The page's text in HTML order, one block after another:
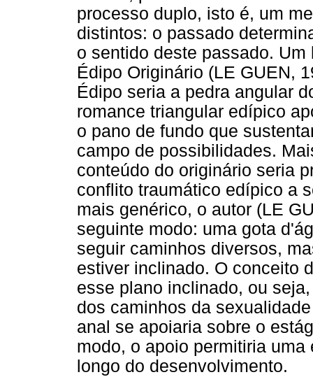
processo duplo, isto é, um
distintos: o passado
o sentido deste passado.
Édipo Originário (LE GUEN,
Édipo seria a pedra angular
romance triangular edípico
o pano de fundo que
campo de possibilidades.
conteúdo do originário seria
conflito traumático edípico a
mais genérico, o autor (LE
seguinte modo: uma gota
seguir caminhos diversos,
estiver inclinado. O conceito
esse plano inclinado, ou
dos caminhos da
anal se apoiaria sobre o
modo, o apoio permitiria
longo do desenvolvimento.